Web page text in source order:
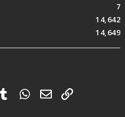
7
14,642
14,649
TumblrWhatsApp
電子郵件
連結